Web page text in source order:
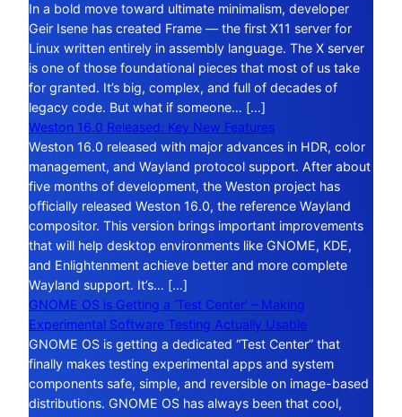
In a bold move toward ultimate minimalism, developer
Geir Isene has created Frame — the first X11 server for
Linux written entirely in assembly language. The X server
is one of those foundational pieces that most of us take
for granted. It’s big, complex, and full of decades of
legacy code. But what if someone… […]
Weston 16.0 Released: Key New Features
Weston 16.0 released with major advances in HDR, color
management, and Wayland protocol support. After about
five months of development, the Weston project has
officially released Weston 16.0, the reference Wayland
compositor. This version brings important improvements
that will help desktop environments like GNOME, KDE,
and Enlightenment achieve better and more complete
Wayland support. It’s… […]
GNOME OS is Getting a ‘Test Center’ – Making
Experimental Software Testing Actually Usable
GNOME OS is getting a dedicated “Test Center” that
finally makes testing experimental apps and system
components safe, simple, and reversible on image-based
distributions. GNOME OS has always been that cool,